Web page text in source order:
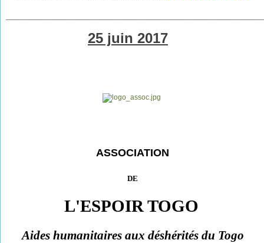
25 juin 2017
ASSOCIATION
DE
L'ESPOIR TOGO
Aides humanitaires aux déshérités du Togo